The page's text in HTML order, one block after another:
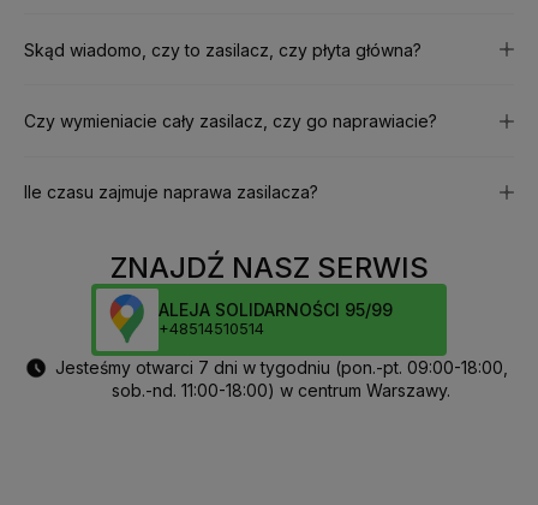
Skąd wiadomo, czy to zasilacz, czy płyta główna?
Czy wymieniacie cały zasilacz, czy go naprawiacie?
Ile czasu zajmuje naprawa zasilacza?
ZNAJDŹ NASZ SERWIS
ALEJA SOLIDARNOŚCI 95/99
+48514510514
Jesteśmy otwarci 7 dni w tygodniu (pon.-pt. 09:00-18:00,
sob.-nd. 11:00-18:00) w centrum Warszawy.